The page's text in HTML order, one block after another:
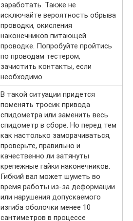
заработать. Также не
исключайте вероятность обрыва
проводки, окисления
наконечников питающей
проводке. Попробуйте пройтись
по проводам тестером,
зачистить контакты, если
необходимо
В такой ситуации придется
поменять тросик привода
спидометра или заменить весь
спидометр в сборе. Но перед тем
как настолько заморачиваться,
проверьте, правильно и
качественно ли затянуты
крепежные гайки наконечников.
Гибкий вал может шуметь во
время работы из-за деформации
или нарушения допускаемого
изгиба оболочки менее 10
сантиметров в процессе